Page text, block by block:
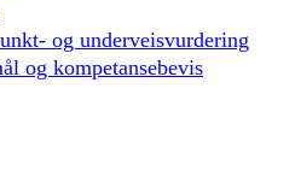
og underveisvurdering
og kompetansebevis